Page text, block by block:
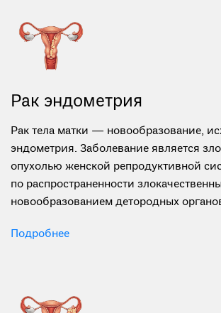
Рак эндометрия
Рак тела матки — новообразование,
эндометрия. Заболевание является
опухолью женской репродуктивной
новообразованием детородных органов.